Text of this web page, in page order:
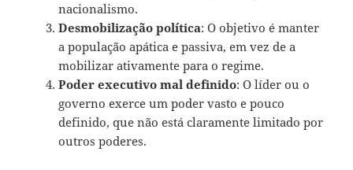
nacionalismo.
Desmobilização política: O objetivo é manter
a população apática e passiva, em vez de a
mobilizar ativamente para o regime.
Poder executivo mal definido: O líder ou o
governo exerce um poder vasto e pouco
definido, que não está claramente limitado por
outros poderes.